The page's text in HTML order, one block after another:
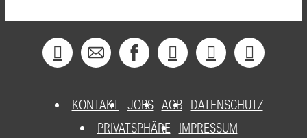
KONTAKT JOBS AGB DATENSCHUTZ
PRIVATSPHÄRE
IMPRESSUM